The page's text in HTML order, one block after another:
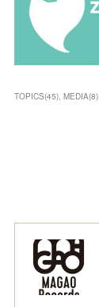
TOPICS(45) MEDIA(8)